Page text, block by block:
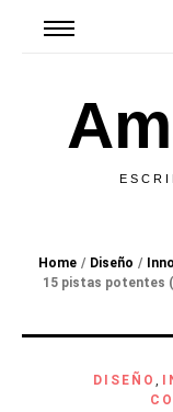
Home / Diseño /
15 pistas potentes
DISEÑO,